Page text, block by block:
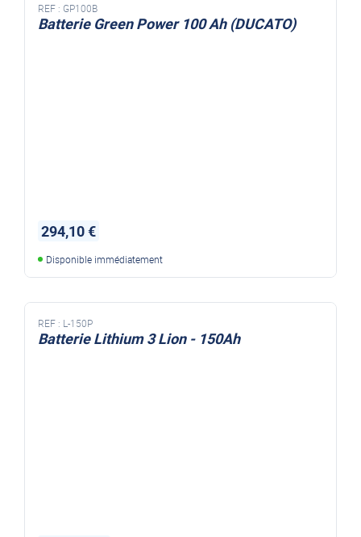
REF : GP100B
Batterie Green Power 100 Ah (DUCATO)
294,10 €
Disponible immédiatement
REF : L-150P
Batterie Lithium 3 Lion - 150Ah